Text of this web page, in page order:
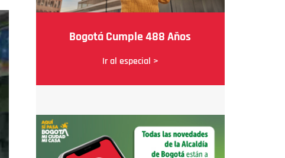
Bogotá Cumple 488 Años
Ir al especial >